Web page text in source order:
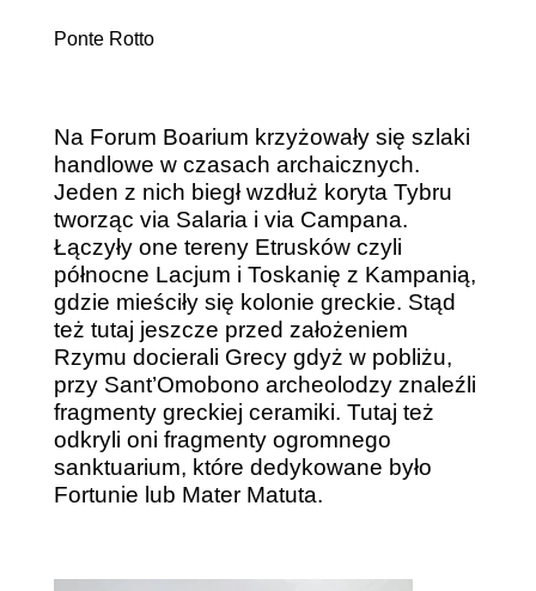
Ponte Rotto
Na Forum Boarium krzyżowały się szlaki
handlowe w czasach archaicznych.
Jeden z nich biegł wzdłuż koryta Tybru
tworząc via Salaria i via Campana.
Łączyły one tereny Etrusków czyli
północne Lacjum i Toskanię z Kampanią,
gdzie mieściły się kolonie greckie. Stąd
też tutaj jeszcze przed założeniem
Rzymu docierali Grecy gdyż w pobliżu,
przy Sant’Omobono archeolodzy znaleźli
fragmenty greckiej ceramiki. Tutaj też
odkryli oni fragmenty ogromnego
sanktuarium, które dedykowane było
Fortunie lub Mater Matuta.